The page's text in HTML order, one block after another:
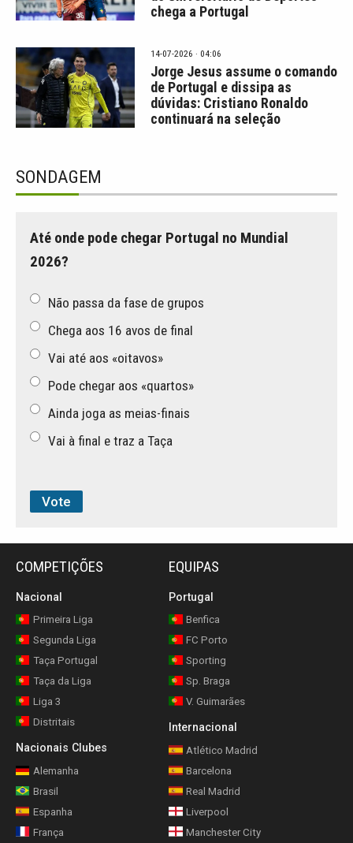
chega a Portugal
14-07-2026 · 04:06
Jorge Jesus assume o comando
de Portugal e dissipa as
dúvidas: Cristiano Ronaldo
continuará na seleção
SONDAGEM
Até onde pode chegar Portugal no Mundial
2026?
Não passa da fase de grupos
Chega aos 16 avos de final
Vai até aos «oitavos»
Pode chegar aos «quartos»
Ainda joga as meias-finais
Vai à final e traz a Taça
COMPETIÇÕES
Nacional
Primeira Liga
Segunda Liga
Taça Portugal
Taça da Liga
Liga 3
Distritais
Nacionais Clubes
Alemanha
Brasil
Espanha
França
EQUIPAS
Portugal
Benfica
FC Porto
Sporting
Sp. Braga
V. Guimarães
Internacional
Atlético Madrid
Barcelona
Real Madrid
Liverpool
Manchester City